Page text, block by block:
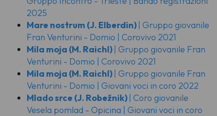
2025
Mare nostrum (J. Elberdin) | Gruppo giovanile
Fran Venturini - Domio | Corovivo 2021
Mila moja (M. Raichl) | Gruppo giovanile Fran
Venturini - Domio | Corovivo 2021
Mila moja (M. Raichl) | Gruppo giovanile Fran
Venturini - Domio | Giovani voci in coro 2022
Mlado srce (J. Robežnik) | Coro giovanile
Vesela pomlad - Opicina | Giovani voci in coro